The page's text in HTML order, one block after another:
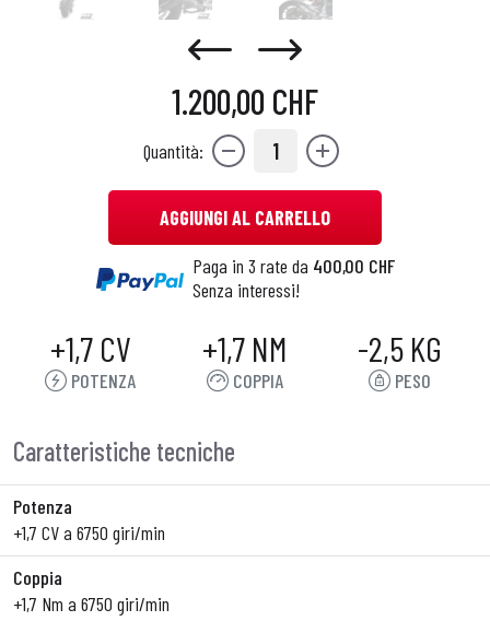
1.200,00 CHF
Quantità: 1
AGGIUNGI AL CARRELLO
Paga in 3 rate da 400,00 CHF
Senza interessi!
+1,7 CV
POTENZA
+1,7 NM
COPPIA
-2,5 KG
PESO
Caratteristiche tecniche
Potenza
+1,7 CV a 6750 giri/min
Coppia
+1,7 Nm a 6750 giri/min